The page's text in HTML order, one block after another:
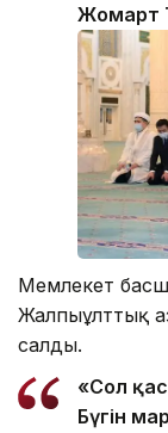
Жомарт
Мемлекет
Жалпыұлттық
салды.
«Сол
Бүгін